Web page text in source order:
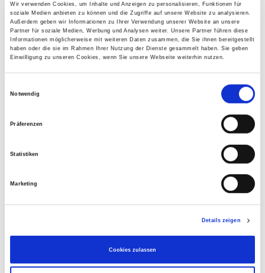
Wir verwenden Cookies, um Inhalte und Anzeigen zu personalisieren, Funktionen für
soziale Medien anbieten zu können und die Zugriffe auf unsere Website zu analysieren.
Außerdem geben wir Informationen zu Ihrer Verwendung unserer Website an unsere
Partner für soziale Medien, Werbung und Analysen weiter. Unsere Partner führen diese
Informationen möglicherweise mit weiteren Daten zusammen, die Sie ihnen bereitgestellt
haben oder die sie im Rahmen Ihrer Nutzung der Dienste gesammelt haben. Sie geben
Einwilligung zu unseren Cookies, wenn Sie unsere Webseite weiterhin nutzen.
Notwendig
Präferenzen
Statistiken
Marketing
Details zeigen
Cookies zulassen
Möchtest auch du die Vorteile eines freien
Versicherungsmaklers nutzen?
Kontaktaufnahme!